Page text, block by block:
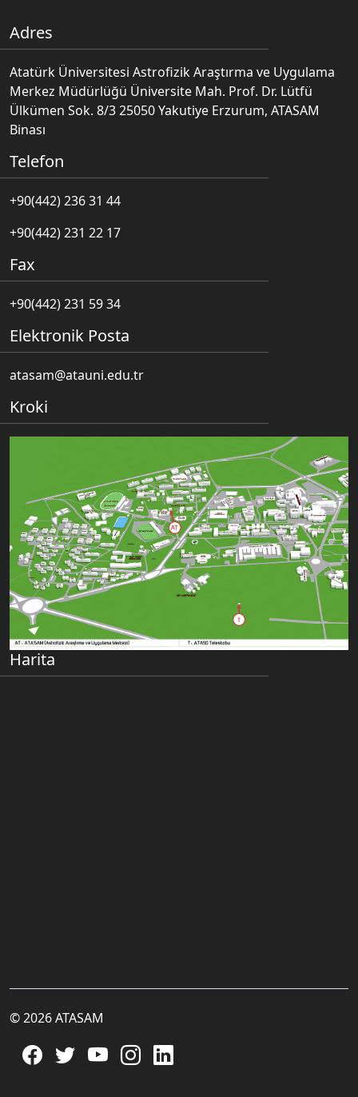
Adres
Atatürk Üniversitesi Astrofizik Araştırma ve Uygulama
Merkez Müdürlüğü Üniversite Mah. Prof. Dr. Lütfü
Ülkümen Sok. 8/3 25050 Yakutiye Erzurum, ATASAM
Binası
Telefon
+90(442) 236 31 44
+90(442) 231 22 17
Fax
+90(442) 231 59 34
Elektronik Posta
atasam@atauni.edu.tr
Kroki
Harita
© 2026 ATASAM